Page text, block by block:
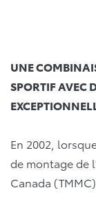
UNE
SPORTIF AVEC
En 2002,
de montage de
Canada